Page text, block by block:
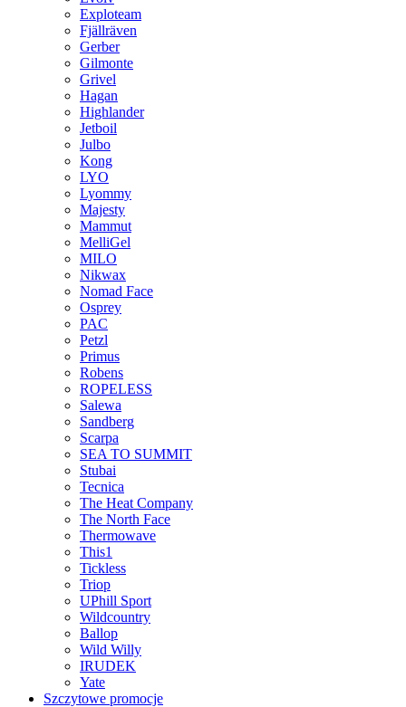
Exploteam
Fjällräven
Gerber
Gilmonte
Grivel
Hagan
Highlander
Jetboil
Julbo
Kong
LYO
Lyommy
Majesty
Mammut
MelliGel
MILO
Nikwax
Nomad Face
Osprey
PAC
Petzl
Primus
Robens
ROPELESS
Salewa
Sandberg
Scarpa
SEA TO SUMMIT
Stubai
Tecnica
The Heat Company
The North Face
Thermowave
This1
Tickless
Triop
UPhill Sport
Wildcountry
Ballop
Wild Willy
IRUDEK
Yate
Szczytowe promocje